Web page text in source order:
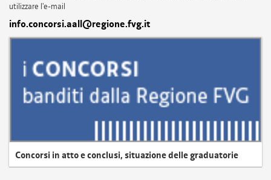
utilizzare l'e-mail
info.concorsi.aall@regione.fvg.it
Concorsi in atto e conclusi, situazione delle graduatorie